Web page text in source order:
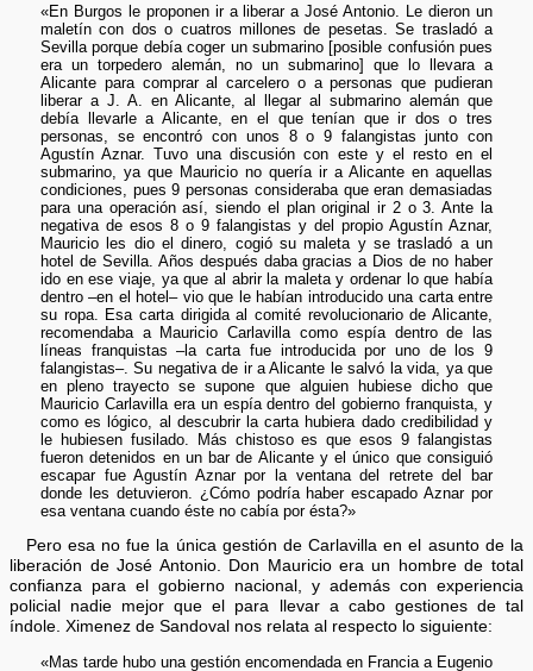
«En Burgos le proponen ir a liberar a José Antonio. Le dieron un
maletín con dos o cuatros millones de pesetas. Se trasladó a
Sevilla porque debía coger un submarino [posible confusión pues
era un torpedero alemán, no un submarino] que lo llevara a
Alicante para comprar al carcelero o a personas que pudieran
liberar a J. A. en Alicante, al llegar al submarino alemán que
debía llevarle a Alicante, en el que tenían que ir dos o tres
personas, se encontró con unos 8 o 9 falangistas junto con
Agustín Aznar. Tuvo una discusión con este y el resto en el
submarino, ya que Mauricio no quería ir a Alicante en aquellas
condiciones, pues 9 personas consideraba que eran demasiadas
para una operación así, siendo el plan original ir 2 o 3. Ante la
negativa de esos 8 o 9 falangistas y del propio Agustín Aznar,
Mauricio les dio el dinero, cogió su maleta y se trasladó a un
hotel de Sevilla. Años después daba gracias a Dios de no haber
ido en ese viaje, ya que al abrir la maleta y ordenar lo que había
dentro –en el hotel– vio que le habían introducido una carta entre
su ropa. Esa carta dirigida al comité revolucionario de Alicante,
recomendaba a Mauricio Carlavilla como espía dentro de las
líneas franquistas –la carta fue introducida por uno de los 9
falangistas–. Su negativa de ir a Alicante le salvó la vida, ya que
en pleno trayecto se supone que alguien hubiese dicho que
Mauricio Carlavilla era un espía dentro del gobierno franquista, y
como es lógico, al descubrir la carta hubiera dado credibilidad y
le hubiesen fusilado. Más chistoso es que esos 9 falangistas
fueron detenidos en un bar de Alicante y el único que consiguió
escapar fue Agustín Aznar por la ventana del retrete del bar
donde les detuvieron. ¿Cómo podría haber escapado Aznar por
esa ventana cuando éste no cabía por ésta?»
Pero esa no fue la única gestión de Carlavilla en el asunto de la
liberación de José Antonio. Don Mauricio era un hombre de total
confianza para el gobierno nacional, y además con experiencia
policial nadie mejor que el para llevar a cabo gestiones de tal
índole. Ximenez de Sandoval nos relata al respecto lo siguiente:
«Mas tarde hubo una gestión encomendada en Francia a Eugenio